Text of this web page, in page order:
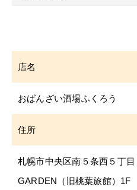
店名
おばんざい酒場ふくろう
住所
札幌市中央区南５条西５丁
GARDEN（旧桃葉旅館）1F